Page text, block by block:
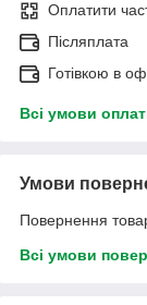
Оплатити
Післяплата
Готівкою в
Всі умови
Умови
Повернення
Всі умови